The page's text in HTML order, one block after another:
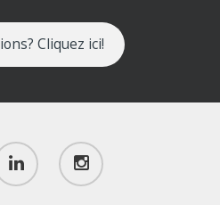
Cliquez ici!